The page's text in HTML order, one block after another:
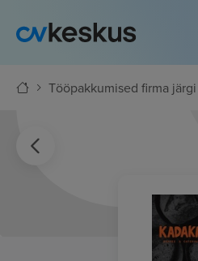
Tööpakkumised firma järgi